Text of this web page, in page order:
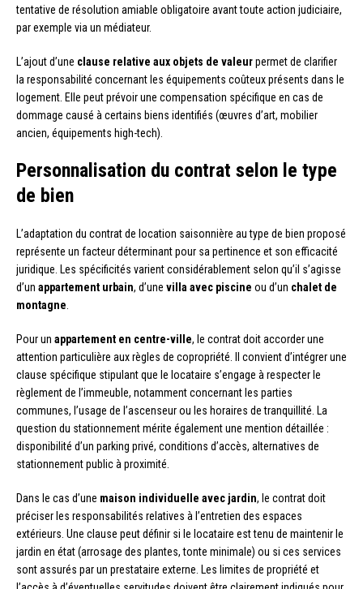
tentative de résolution amiable obligatoire avant toute action judiciaire,
par exemple via un médiateur.
L’ajout d’une clause relative aux objets de valeurpermet de clarifier
la responsabilité concernant les équipements coûteux présents dans le
logement. Elle peut prévoir une compensation spécifique en cas de
dommage causé à certains biens identifiés (œuvres d’art, mobilier
ancien, équipements high-tech).
Personnalisation du contrat selon le type
de bien
L’adaptation du contrat de location saisonnière au type de bien proposé
représente un facteur déterminant pour sa pertinence et son efficacité
juridique. Les spécificités varient considérablement selon qu’il s’agisse
d’un appartement urbain, d’une villa avec piscine ou d’un chalet de
montagne
Pour un appartement en centre-ville, le contrat doit accorder une
attention particulière aux règles de copropriété. Il convient d’intégrer une
clause spécifique stipulant que le locataire s’engage à respecter le
règlement de l’immeuble, notamment concernant les parties
communes, l’usage de l’ascenseur ou les horaires de tranquillité. La
question du stationnement mérite également une mention détaillée :
disponibilité d’un parking privé, conditions d’accès, alternatives de
stationnement public à proximité.
Dans le cas d’une maison individuelle avec jardin, le contrat doit
préciser les responsabilités relatives à l’entretien des espaces
extérieurs. Une clause peut définir si le locataire est tenu de maintenir le
jardin en état (arrosage des plantes, tonte minimale) ou si ces services
sont assurés par un prestataire externe. Les limites de propriété et